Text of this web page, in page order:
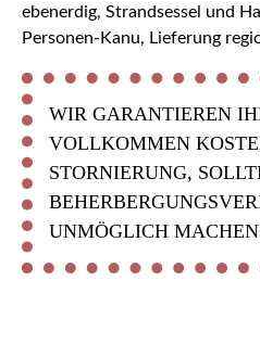
ebenerdig, Strandsessel und
Personen-Kanu, Lieferung
WIR GARANTIEREN
VOLLKOMMEN
STORNIERUNG,
UNMÖGLICH